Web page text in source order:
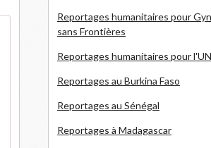
Reportages humanitaires pour
sans Frontières
Reportages humanitaires pour
Reportages au Burkina Faso
Reportages au Sénégal
Reportages à Madagascar